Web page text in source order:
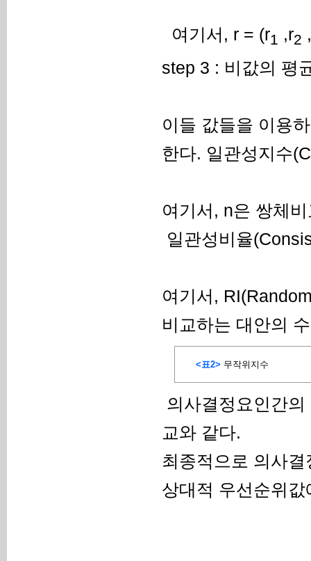
여기서, r = (r1 ,r2
step 3 : 비값의 평
이들 값들을 이용
한다. 일관성지수
여기서, n은 쌍체
일관성비율
여기서,
비교하는 대안의
<표2> 무작위지수
의사결정요인간
교와 같다.
최종적으로 의사
상대적 우선순위